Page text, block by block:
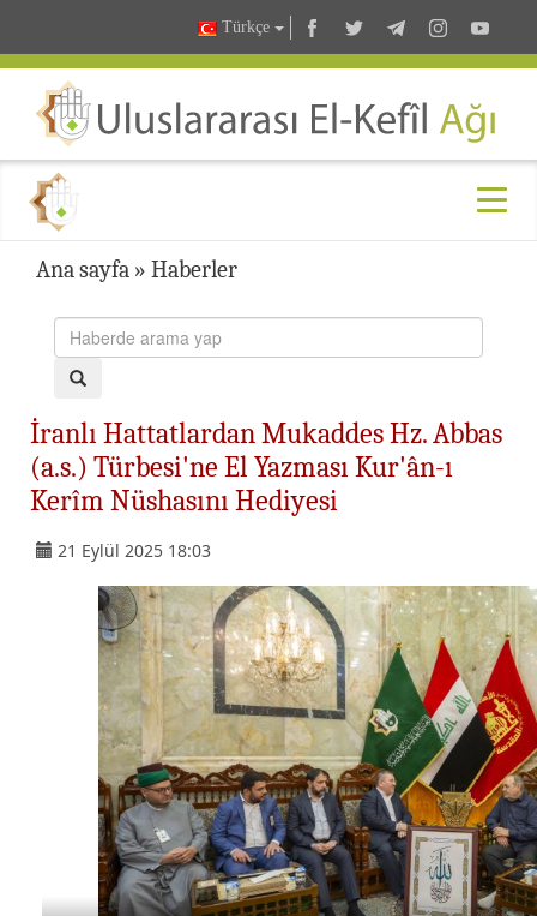
Türkçe
Ana sayfa » Haberler
İranlı Hattatlardan Mukaddes Hz. Abbas
(a.s.) Türbesi'ne El Yazması Kur'ân-ı
Kerîm Nüshasını Hediyesi
21 Eylül 2025 18:03